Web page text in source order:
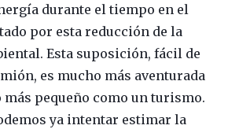
durante el tiempo en el
por esta reducción de la
Esta suposición, fácil de
es mucho más aventurada
pequeño como un turismo.
ya intentar estimar la